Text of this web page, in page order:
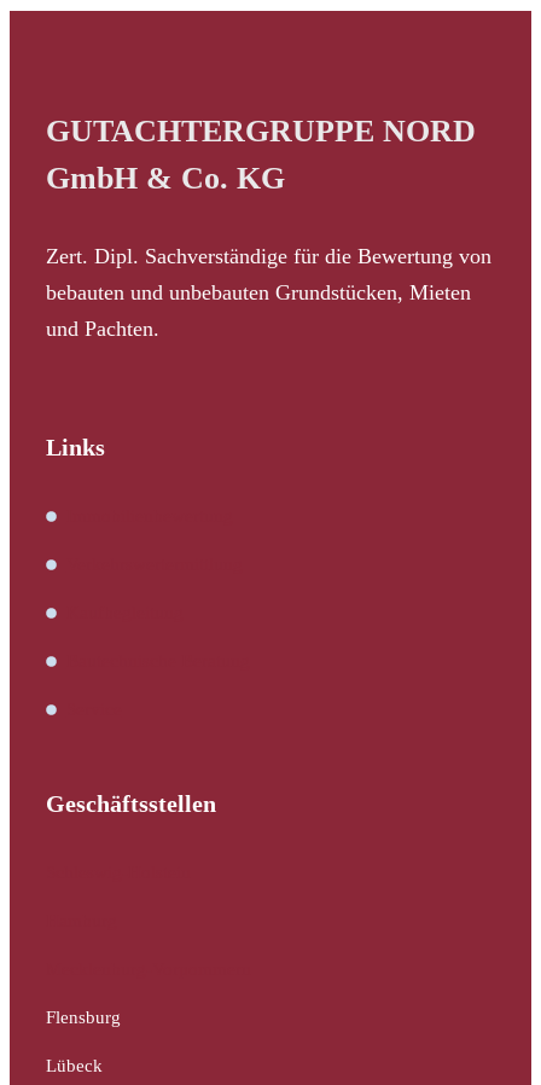
GUTACHTERGRUPPE NORD
GmbH & Co. KG
Zert. Dipl. Sachverständige für die Bewertung von
bebauten und unbebauten Grundstücken, Mieten
und Pachten.
Links
Geschäftsstellen
Flensburg
Lübeck